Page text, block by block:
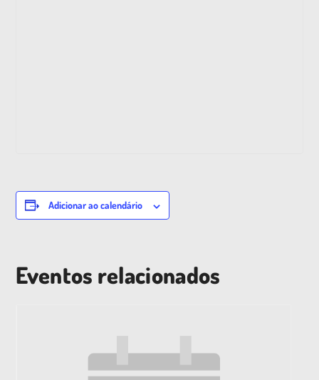
Adicionar ao calendário
Eventos relacionados